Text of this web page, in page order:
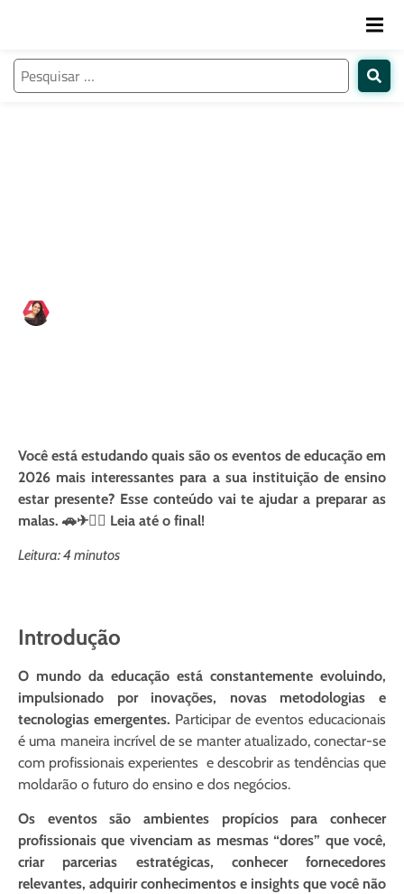
Você está estudando quais são os eventos de educação em
2026 mais interessantes para a sua instituição de ensino
estar presente? Esse conteúdo vai te ajudar a preparar as
malas. 🚗✈🧑‍✈️ Leia até o final!
Leitura: 4 minutos
Introdução
O mundo da educação está constantemente evoluindo,
impulsionado por inovações, novas metodologias e
tecnologias emergentes. Participar de eventos educacionais
é uma maneira incrível de se manter atualizado, conectar-se
com profissionais experientes e descobrir as tendências que
moldarão o futuro do ensino e dos negócios.
Os eventos são ambientes propícios para conhecer
profissionais que vivenciam as mesmas “dores” que você,
criar parcerias estratégicas, conhecer fornecedores
relevantes, adquirir conhecimentos e insights que você não